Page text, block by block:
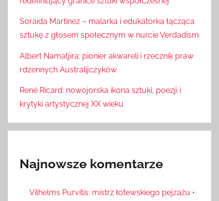
Soraida Martinez – malarka i edukatorka łącząca
sztukę z głosem społecznym w nurcie Verdadism
Albert Namatjira: pionier akwareli i rzeczniķ praw
rdzennych Australijczyków
René Ricard: nowojorska ikona sztuki, poezji i
krytyki artystycznej XX wieku
Najnowsze komentarze
Vilhelms Purvitis: mistrz łotewskiego pejzażu •